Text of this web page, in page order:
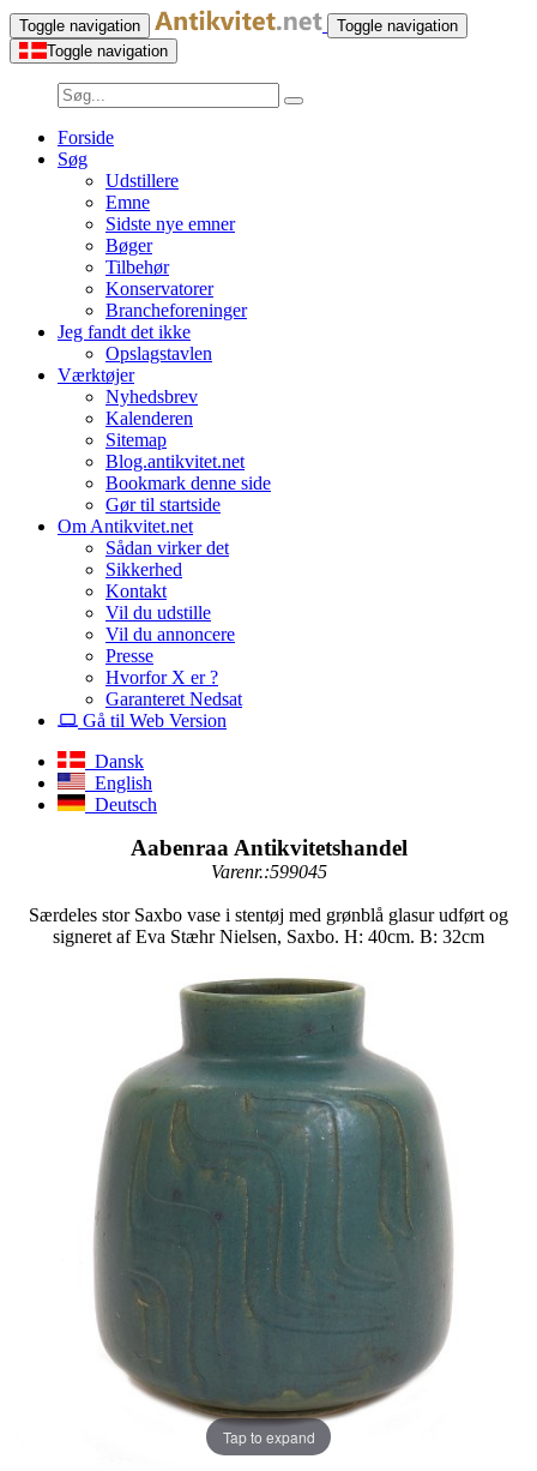
Toggle navigation
Toggle navigation
Toggle navigation
Forside
Søg
Udstillere
Emne
Sidste nye emner
Bøger
Tilbehør
Konservatorer
Brancheforeninger
Jeg fandt det ikke
Opslagstavlen
Værktøjer
Nyhedsbrev
Kalenderen
Sitemap
Blog.antikvitet.net
Bookmark denne side
Gør til startside
Om Antikvitet.net
Sådan virker det
Sikkerhed
Kontakt
Vil du udstille
Vil du annoncere
Presse
Hvorfor X er ?
Garanteret Nedsat
Gå til Web Version
Dansk
English
Deutsch
Aabenraa Antikvitetshandel
Varenr.:599045
Særdeles stor Saxbo vase i stentøj med grønblå glasur udført og
signeret af Eva Stæhr Nielsen, Saxbo. H: 40cm. B: 32cm
Tap to expand